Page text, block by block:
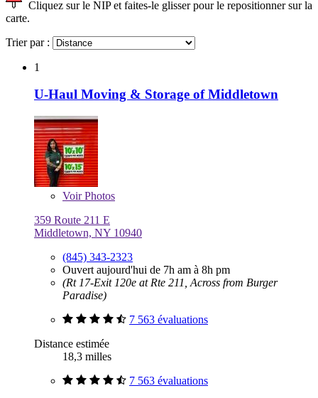
Cliquez sur le NIP et faites-le glisser pour le repositionner sur la
carte.
Trier par :
1
U-Haul Moving & Storage of Middletown
VoirPhotos
359 Route 211 E
Middletown, NY 10940
(845) 343-2323
Ouvert aujourd'hui de 7h am à 8h pm
(Rt 17-Exit 120e at Rte 211, Across from Burger
Paradise)
7 563 évaluations
Distance estimée
18,3 milles
7 563 évaluations